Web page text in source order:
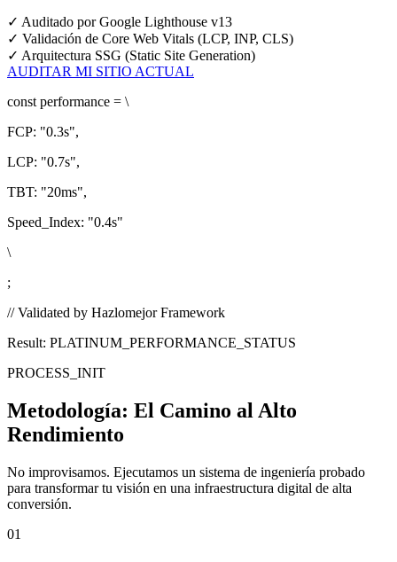
✓ Auditado por Google Lighthouse v13
✓ Validación de Core Web Vitals (LCP, INP, CLS)
✓ Arquitectura SSG (Static Site Generation)
AUDITAR MI SITIO ACTUAL
const performance = \
FCP: "0.3s",
LCP: "0.7s",
TBT: "20ms",
Speed_Index: "0.4s"
\
;
// Validated by Hazlomejor Framework
Result: PLATINUM_PERFORMANCE_STATUS
PROCESS_INIT
Metodología: El Camino al Alto
Rendimiento
No improvisamos. Ejecutamos un sistema de ingeniería probado
para transformar tu visión en una infraestructura digital de alta
conversión.
01